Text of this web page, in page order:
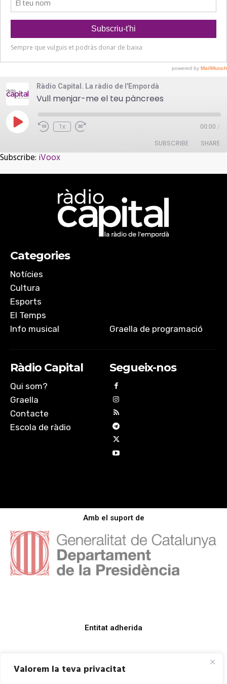
Valorem la teva privacitat
Ràdio Capital. La ràdio de l'Empordà
Vull menjar-me el teu pàncrees
Play
Episode
1x 00:00 /
SUBSCRIBE SHARE
iVoox
SHARE
EMBED
Subscribe: iVoox
Categories
Notícies
Cultura
Esports
El Temps
Info musical
Graella de programació
Ràdio Capital
Qui som?
Graella
Contacte
Escola de ràdio
Segueix-nos
Amb el suport de
Entitat adherida